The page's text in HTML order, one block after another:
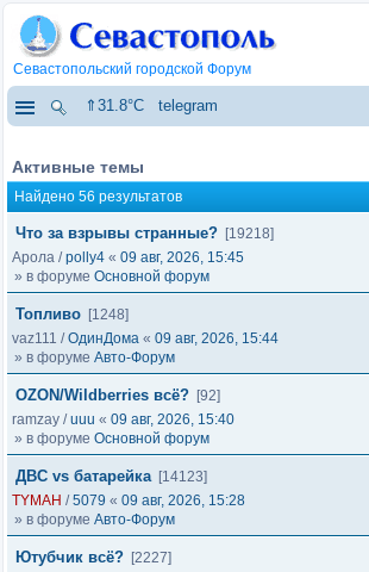
Севастопольский городской Форум
⇑31.8°C telegram
Активные темы
Найдено 56 результатов
Что за взрывы странные? [19218]
Арола /polly4 « 09 авг, 2026, 15:45
» в форуме Основной форум
Топливо [1248]
vaz111 /ОдинДома « 09 авг, 2026, 15:44
» в форуме Авто-Форум
OZON/Wildberries всё? [92]
ramzay /uuu « 09 авг, 2026, 15:40
» в форуме Основной форум
ДВС vs батарейка [14123]
TYMAH /5079 « 09 авг, 2026, 15:28
» в форуме Авто-Форум
Ютубчик всё? [2227]